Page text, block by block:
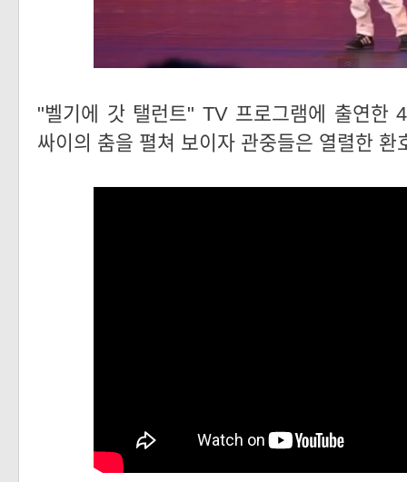
"벨기에 갓 탤런트" TV 프로그램에 출연한
싸이의 춤을 펼쳐 보이자 관중들은 열렬한